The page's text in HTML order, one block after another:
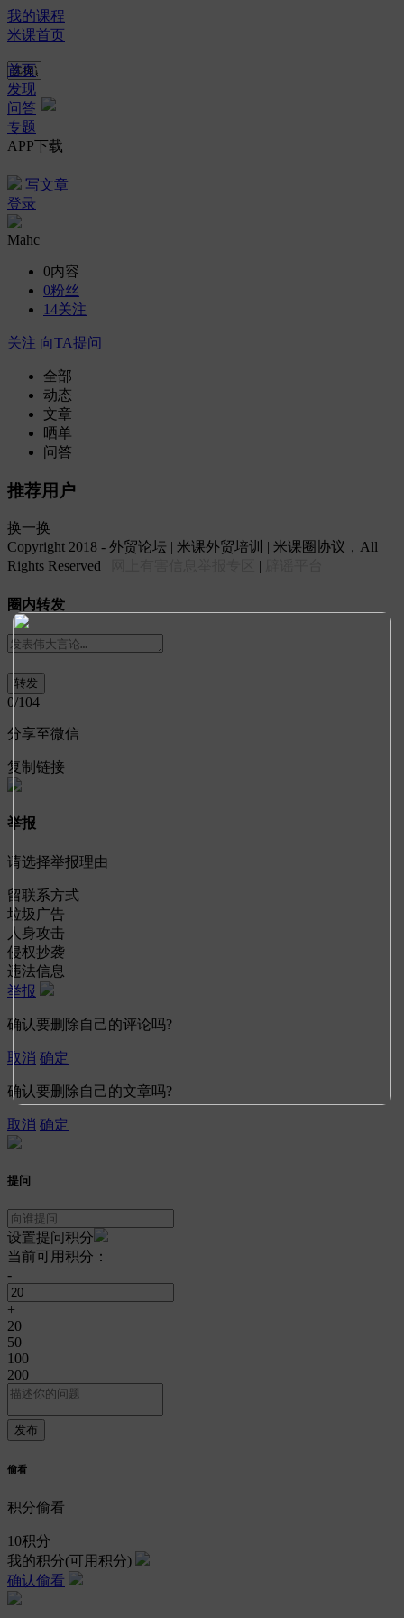
我的课程
米课首页
首页
发现
问答
专题
APP下载
写文章
登录
Mahc
0内容
0粉丝
14关注
关注 向TA提问
全部
动态
文章
晒单
问答
推荐用户
换一换
Copyright 2018 - 外贸论坛 | 米课外贸培训 | 米课圈协议，All
Rights Reserved |
|
圈内转发
0/104
分享至微信
复制链接
举报
请选择举报理由
留联系方式
垃圾广告
人身攻击
侵权抄袭
违法信息
举报
确认要删除自己的评论吗?
取消 确定
确认要删除自己的文章吗?
取消 确定
提问
设置提问积分
当前可用积分：
-
+
20
50
100
200
偷看
积分偷看
10积分
我的积分(可用积分)
确认偷看